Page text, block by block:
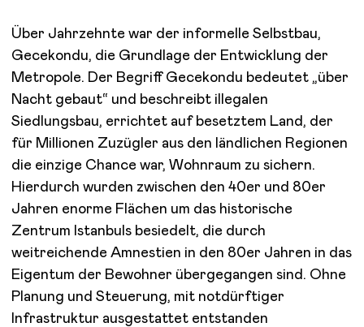
Über Jahrzehnte war der informelle Selbstbau,
Gecekondu, die Grundlage der Entwicklung der
Metropole. Der Begriff Gecekondu bedeutet „über
Nacht gebaut“ und beschreibt illegalen
Siedlungsbau, errichtet auf besetztem Land, der
für Millionen Zuzügler aus den ländlichen Regionen
die einzige Chance war, Wohnraum zu sichern.
Hierdurch wurden zwischen den 40er und 80er
Jahren enorme Flächen um das historische
Zentrum Istanbuls besiedelt, die durch
weitreichende Amnestien in den 80er Jahren in das
Eigentum der Bewohner übergegangen sind. Ohne
Planung und Steuerung, mit notdürftiger
Infrastruktur ausgestattet entstanden